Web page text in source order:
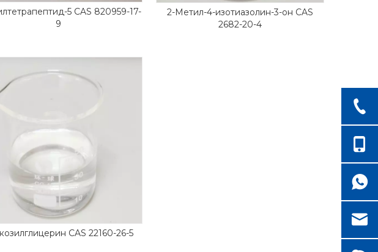
5 CAS 820959-17-
9
2-Метил-4-изотиазолин-3-он CAS
2682-20-4
CAS 22160-26-5